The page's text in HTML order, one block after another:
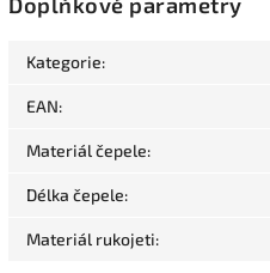
Kategorie:
EAN:
Materiál čepele:
Délka čepele:
Materiál rukojeti: